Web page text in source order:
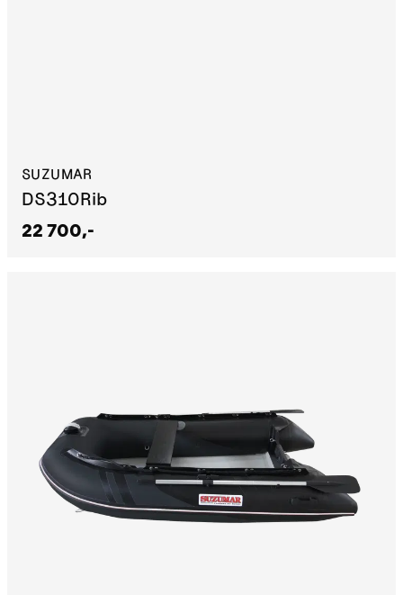
SUZUMAR
DS310Rib
22 700,-